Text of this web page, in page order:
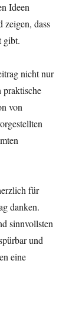
Ideen
zeigen, dass
gibt.
nicht nur
praktische
von
für
danken.
sinnvollsten
und
eine